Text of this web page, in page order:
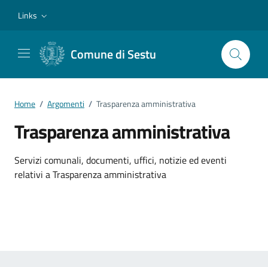
Links
Comune di Sestu
Home / Argomenti / Trasparenza amministrativa
Trasparenza amministrativa
Dettagli dell'argomento
Servizi comunali, documenti, uffici, notizie ed eventi
relativi a Trasparenza amministrativa